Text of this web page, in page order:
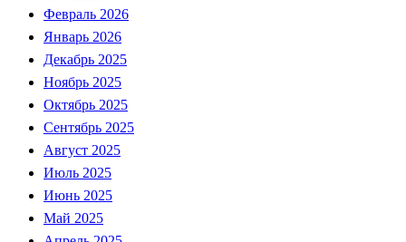
Февраль 2026
Январь 2026
Декабрь 2025
Ноябрь 2025
Октябрь 2025
Сентябрь 2025
Август 2025
Июль 2025
Июнь 2025
Май 2025